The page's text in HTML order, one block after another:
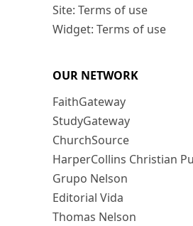
Site: Terms of use
Widget: Terms of use
OUR NETWORK
FaithGateway
StudyGateway
ChurchSource
HarperCollins Christian
Grupo Nelson
Editorial Vida
Thomas Nelson